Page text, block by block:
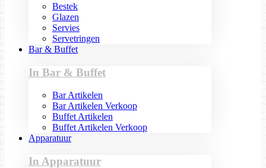
Bestek
Glazen
Servies
Servetringen
Bar & Buffet
In Bar & Buffet
Bar Artikelen
Bar Artikelen Verkoop
Buffet Artikelen
Buffet Artikelen Verkoop
Apparatuur
In Apparatuur